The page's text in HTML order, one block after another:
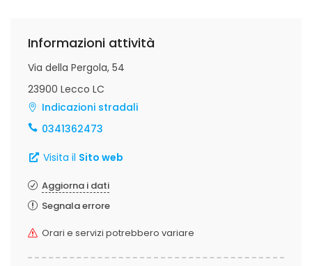
Informazioni attività
Via della Pergola, 54
23900 Lecco LC
Indicazioni stradali
0341362473
Visita il Sito web
Aggiorna i dati
Segnala errore
Orari e servizi potrebbero variare